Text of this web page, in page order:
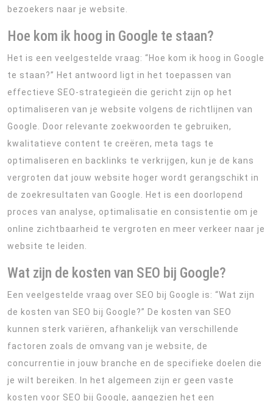
bezoekers naar je website.
Hoe kom ik hoog in Google te staan?
Het is een veelgestelde vraag: “Hoe kom ik hoog in Google
te staan?” Het antwoord ligt in het toepassen van
effectieve SEO-strategieën die gericht zijn op het
optimaliseren van je website volgens de richtlijnen van
Google. Door relevante zoekwoorden te gebruiken,
kwalitatieve content te creëren, meta tags te
optimaliseren en backlinks te verkrijgen, kun je de kans
vergroten dat jouw website hoger wordt gerangschikt in
de zoekresultaten van Google. Het is een doorlopend
proces van analyse, optimalisatie en consistentie om je
online zichtbaarheid te vergroten en meer verkeer naar je
website te leiden.
Wat zijn de kosten van SEO bij Google?
Een veelgestelde vraag over SEO bij Google is: “Wat zijn
de kosten van SEO bij Google?” De kosten van SEO
kunnen sterk variëren, afhankelijk van verschillende
factoren zoals de omvang van je website, de
concurrentie in jouw branche en de specifieke doelen die
je wilt bereiken. In het algemeen zijn er geen vaste
kosten voor SEO bij Google, aangezien het een